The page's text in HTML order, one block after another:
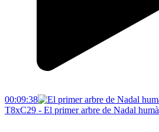
00:09:38
T8xC29 - El primer arbre de Nadal humà